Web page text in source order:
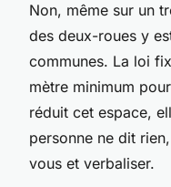
Non, même sur un
des deux-roues y
communes. La loi
mètre minimum
réduit cet espace,
personne ne dit
vous et verbaliser.